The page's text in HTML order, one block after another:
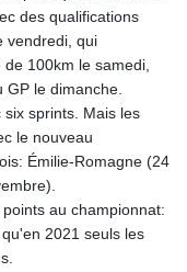
des qualifications
vendredi, qui
100km le samedi,
le dimanche.
sprints. Mais les
le nouveau
Émilie-Romagne (24
au championnat:
2021 seuls les